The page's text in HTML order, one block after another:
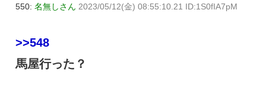
550: 名無しさん 2023/05/12(金) 08:55:10.21 ID:1S0fIA7pM
>>548
馬屋行った？